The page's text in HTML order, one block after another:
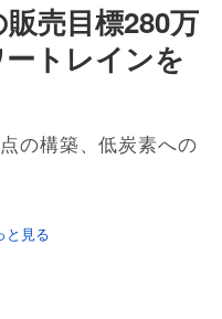
売目標280万
トレインを
の構築、低炭素への
と見る